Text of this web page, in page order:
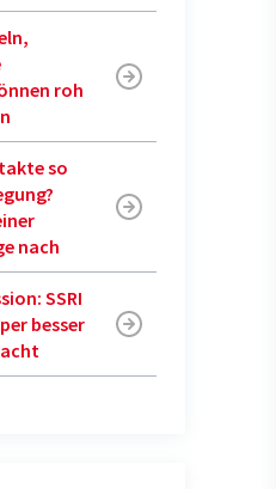
roh
so
nach
SSRI
besser